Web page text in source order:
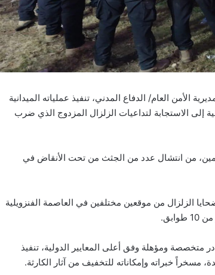
الأمن العام/ الدفاع المدني، تنفيذ عملياته الميدانية
إلى الاستجابة لتداعيات الزلزال المزدوج الذي ضرب
من انتشال عدد من الجثث من تحت الأنقاض في
البحث والإنقاذ الأردني من انتشال 11 جثة لضحايا الزلزال من موقعين مختلفين في العاصمة الفنزويلية
متخصصة ومؤهلة وفق أعلى المعايير الدولية، تنفيذ
مسخراً خبراته وإمكاناته للتخفيف من آثار الكارثة.